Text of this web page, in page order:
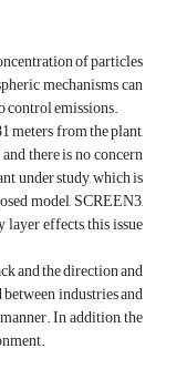
of particles
mechanisms can
control emissions.
meters from the plant,
there is no concern
under study, which is
model, SCREEN3,
effects, this issue
and the direction and
industries and
In addition, the